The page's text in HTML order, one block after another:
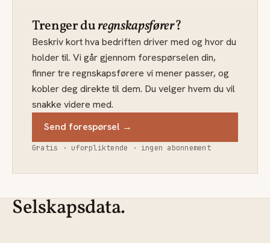
Trenger duregnskapsfører?
Beskriv kort hva bedriften driver med og hvor du
holder til. Vi går gjennom forespørselen din,
finner tre regnskapsførere vi mener passer, og
kobler deg direkte til dem. Du velger hvem du vil
snakke videre med.
Send forespørsel →
Gratis · uforpliktende · ingen abonnement
Selskapsdata.